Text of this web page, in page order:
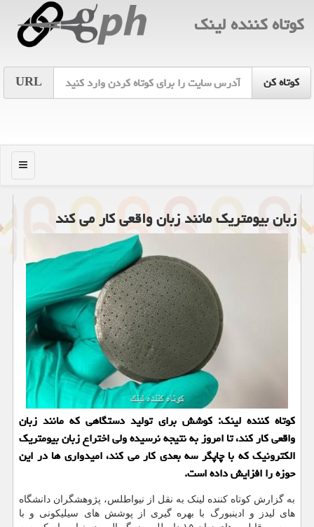
كوتاه كننده لینك
URL
منو
زبان بیومتریك مانند زبان واقعی كار می كند
كوتاه كننده لینك: كوشش برای تولید دستگاهی كه مانند زبان
واقعی كار كند، تا امروز به نتیجه نرسیده ولی اختراع زبان بیومتریك
الكترونیك كه با چاپگر سه بعدی كار می كند، امیدواری ها در این
حوزه را افزایش داده است.
به گزارش کوتاه کننده لینک به نقل از نیواطلس، پژوهشگران دانشگاه
های لیدز و ادینبورگ با بهره گیری از پوشش های سیلیکونی و با